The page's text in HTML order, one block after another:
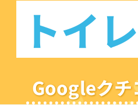
トイ
Googleクチ